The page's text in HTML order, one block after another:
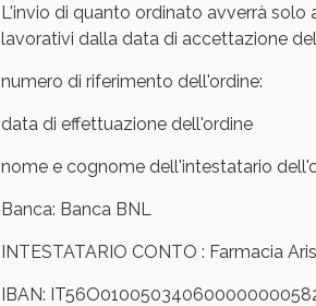
L'invio di quanto ordinato avverrà
lavorativi dalla data di accettazione
numero di riferimento dell'ordine:
data di effettuazione dell'ordine
nome e cognome dell'intestatario
Banca: Banca BNL
INTESTATARIO CONTO : Farmacia
IBAN: